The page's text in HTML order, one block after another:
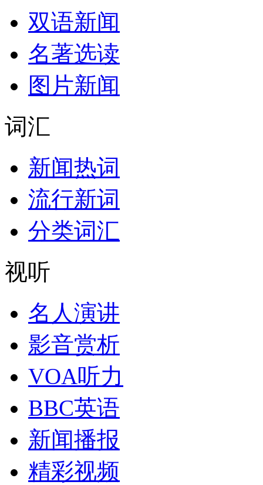
双语新闻
名著选读
图片新闻
词汇
新闻热词
流行新词
分类词汇
视听
名人演讲
影音赏析
VOA听力
BBC英语
新闻播报
精彩视频